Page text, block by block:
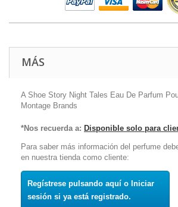
MÁS
A Shoe Story Night Tales Eau De Parfum
Montage Brands
*Nos recuerda a: Disponible solo para
Para saber más información del perfume
en nuestra tienda como cliente:
Regístrese pulsando aquí o Iniciar
sesión si ya está registrado.